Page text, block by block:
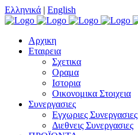
Ελληνικά | English
Αρχικη
Εταιρεια
Σχετικα
Οραμα
Ιστορια
Οικονομικα Στοιχεια
Συνεργασιες
Εγχωριες Συνεργασιες
Διεθνεις Συνεργασιες